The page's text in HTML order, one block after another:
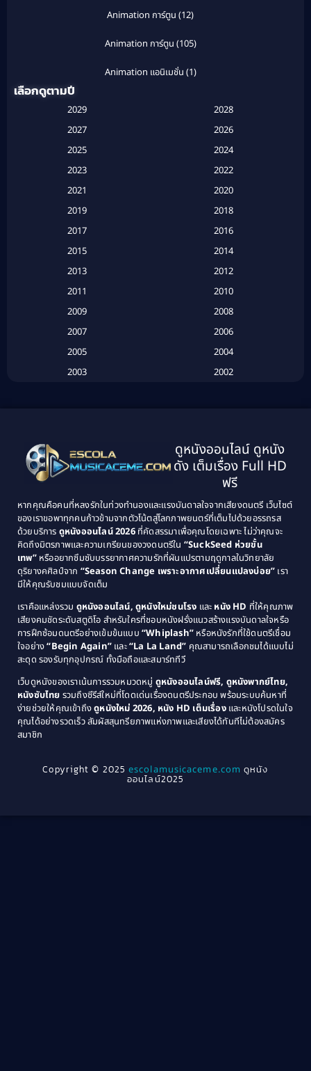
Animation การ์ตูน (12)
Animation การ์ตูน (105)
Animation แอนิเมชั่น (1)
Based on a True Story สร้างจากเรื่องจริง(2)
Based on a True Story เรื่องจริง (20)
(134)
Classic หนังคลาสสิก(21)
Classic หนังคลาสสิก(25)
Comedy ตลก(46)
Comedy ตลก(515)
Coming of Age ก้าวพ้นวัย(1)
Coming-of-Age(3)
Community(1)
Crime อาชญากรรม(78)
Cult Film(4)
เลือกดูตามปี
2029
2028
2027
2026
2025
2024
2023
2022
2021
2020
2019
2018
2017
2016
2015
2014
2013
2012
2011
2010
2009
2008
2007
2006
2005
2004
2003
2002
1995
1994
1993
1992
1989
1988
1987
1986
1985
1984
1983
1982
1979
1978
1976
1975
1974
1971
1970
1969
1968
1964
1963
1940
ดูหนังออนไลน์ ดูหนัง
ดัง เต็มเรื่อง Full HD
ฟรี
หากคุณคือคนที่หลงรักในท่วงทำนองและแรงบันดาลใจจากเสียงดนตรี เว็บไซต์
ของเราขอพาทุกคนก้าวข้ามจากตัวโน้ตสู่โลกภาพยนตร์ที่เต็มไปด้วยอรรถรส
ด้วยบริการ ดูหนังออนไลน์ 2026ที่คัดสรรมาเพื่อคุณโดยเฉพาะ ไม่ว่าคุณจะ
คิดถึงมิตรภาพและความเกรียนของวงดนตรีใน “SuckSeed ห่วยขั้น
เทพ”หรืออยากซึมซับบรรยากาศความรักที่ผันแปรตามฤดูกาลในวิทยาลัย
ดุริยางคศิลป์จาก “Season Change เพราะอากาศเปลี่ยนแปลงบ่อย” เรา
มีให้คุณรับชมแบบจัดเต็ม
เราคือแหล่งรวม ดูหนังออนไลน์, ดูหนังใหม่ชนโรง และ หนัง HD ที่ให้คุณภาพ
เสียงคมชัดระดับสตูดิโอ สำหรับใครที่ชอบหนังฝรั่งแนวสร้างแรงบันดาลใจหรือ
การฝึกซ้อมดนตรีอย่างเข้มข้นแบบ “Whiplash” หรือหนังรักที่ใช้ดนตรีเชื่อม
ใจอย่าง“Begin Again” และ“La La Land” คุณสามารถเลือกชมได้แบบไม่
สะดุด รองรับทุกอุปกรณ์ ทั้งมือถือและสมาร์ททีวี
เว็บดูหนังของเราเน้นการรวมหมวดหมู่ ดูหนังออนไลน์ฟรี, ดูหนังพากย์ไทย,
หนังซับไทย รวมถึงซีรีส์ใหม่ที่โดดเด่นเรื่องดนตรีประกอบ พร้อมระบบค้นหาที่
ง่ายช่วยให้คุณเข้าถึงดูหนังใหม่ 2026, หนัง HD เต็มเรื่องและหนังโปรดในใจ
คุณได้อย่างรวดเร็ว สัมผัสสุนทรียภาพแห่งภาพและเสียงได้ทันทีไม่ต้องสมัคร
สมาชิก
Copyright © 2025escolamusicaceme.com ดูหนัง
ออนไลน์2025